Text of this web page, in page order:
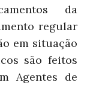
da
regular
em situação
são feitos
Agentes de